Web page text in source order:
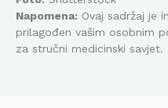
Napomena: Ovaj sadržaj je
prilagođen vašim osobnim
za stručni medicinski savjet.